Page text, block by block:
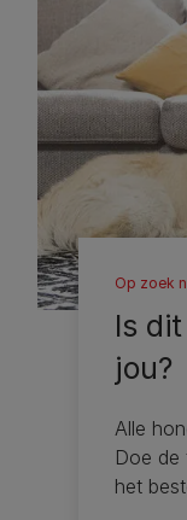
Op zoek
Is
jou?
Alle
Doe de
het